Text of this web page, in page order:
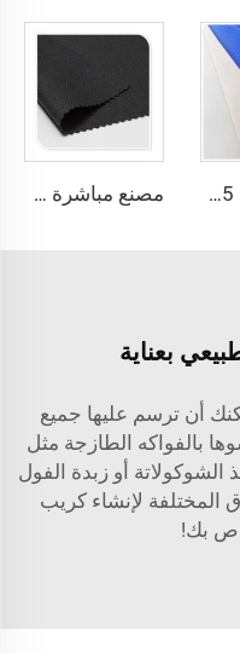
سعر التصنيع TC 65/35 أو 100% قطن مستشفى أبيض قماش ملابس تمريضية/طبية مصنع مباشرة 100 بوليستر سميك الجاباردين مقاوم للماء قماش مخصص للملابس العملية
بعناية
أن ترسم عليها جميع
بالفواكه الطازجة مثل
الشوكولاتة أو زبدة الفول
المختلفة لإنشاء كريب
بك!